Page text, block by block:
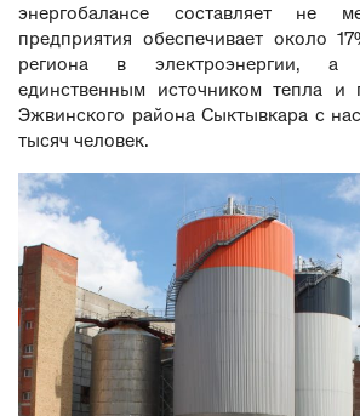
энергобалансе составляет не
предприятия обеспечивает около
региона в электроэнергии, а
единственным источником тепла и
Эжвинского района Сыктывкара с
тысяч человек.